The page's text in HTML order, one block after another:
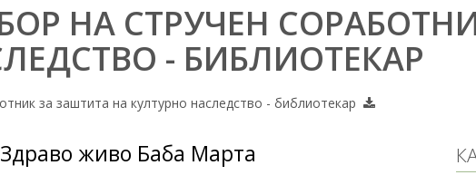
НА СТРУЧЕН
- БИБЛИОТЕКАР
за заштита на културно наследство - библиотекар
Здраво живо Баба Марта